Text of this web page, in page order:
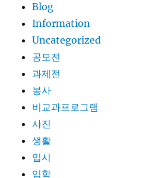
Blog
Information
Uncategorized
공모전
과제전
봉사
비교과프로그램
사진
생활
입시
입학